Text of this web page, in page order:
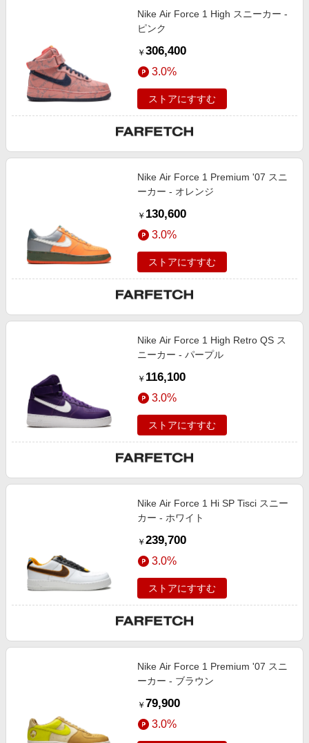
Nike Air Force 1 High スニーカー -
ピンク
￥ 306,400
3.0%
ストアにすすむ
Nike Air Force 1 Premium '07 スニ
ーカー - オレンジ
￥ 130,600
3.0%
ストアにすすむ
Nike Air Force 1 High Retro QS ス
ニーカー - パープル
￥ 116,100
3.0%
ストアにすすむ
Nike Air Force 1 Hi SP Tisci スニー
カー - ホワイト
￥ 239,700
3.0%
ストアにすすむ
Nike Air Force 1 Premium '07 スニ
ーカー - ブラウン
￥ 79,900
3.0%